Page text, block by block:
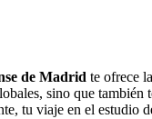
de Madrid te ofrece
sino que
tu viaje en el estudio